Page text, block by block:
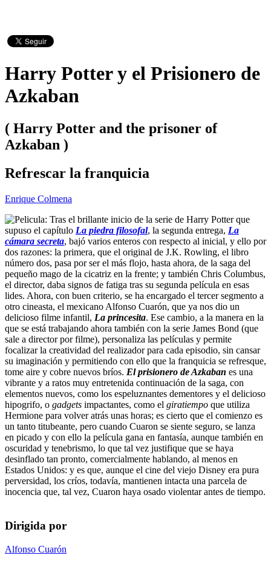
Harry Potter y el Prisionero de
Azkaban
( Harry Potter and the prisoner of
Azkaban )
Refrescar la franquicia
Enrique Colmena
Tras el brillante inicio de la serie de Harry Potter que
supuso el capítulo La piedra filosofal, la segunda entrega, La
cámara secreta, bajó varios enteros con respecto al inicial, y ello por
dos razones: la primera, que el original de J.K. Rowling, el libro
número dos, pasa por ser el más flojo, hasta ahora, de la saga del
pequeño mago de la cicatriz en la frente; y también Chris Columbus,
el director, daba signos de fatiga tras su segunda película en esas
lides. Ahora, con buen criterio, se ha encargado el tercer segmento a
otro cineasta, el mexicano Alfonso Cuarón, que ya nos dio un
delicioso filme infantil, La princesita. Ese cambio, a la manera en la
que se está trabajando ahora también con la serie James Bond (que
sale a director por filme), personaliza las películas y permite
focalizar la creatividad del realizador para cada episodio, sin cansar
su imaginación y permitiendo con ello que la franquicia se refresque,
tome aire y cobre nuevos bríos. El prisionero de Azkaban es una
vibrante y a ratos muy entretenida continuación de la saga, con
elementos nuevos, como los espeluznantes dementores y el delicioso
hipogrifo, o gadgets impactantes, como el giratiempo que utiliza
Hermione para volver atrás unas horas; es cierto que el comienzo es
un tanto titubeante, pero cuando Cuaron se siente seguro, se lanza
en picado y con ello la película gana en fantasía, aunque también en
oscuridad y tenebrismo, lo que tal vez justifique que se haya
desinflado tan pronto, comercialmente hablando, al menos en
Estados Unidos: y es que, aunque el cine del viejo Disney era pura
perversidad, los críos, todavía, mantienen intacta una parcela de
inocencia que, tal vez, Cuaron haya osado violentar antes de tiempo.
Dirigida por
Alfonso Cuarón